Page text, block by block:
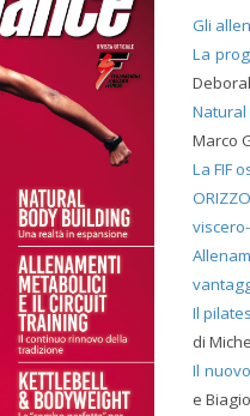
Gli
La
Marco
La FIF
Il
di
Il
e